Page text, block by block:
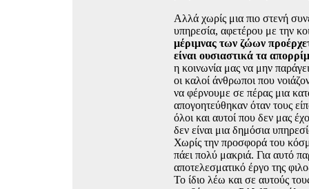
Αλλά χωρίς μια πιο στενή
υπηρεσία, αφετέρου με την
μέριμνας των ζώων
είναι ουσιαστικά τα
η κοινωνία μας να μην
οι καλοί άνθρωποι που
να φέρνουμε σε πέρας μια
απογοητεύθηκαν όταν τους
όλοι και αυτοί που δεν μας
δεν είναι μια δημόσια
Χωρίς την προσφορά του
πάει πολύ μακριά. Για αυτό
αποτελεσματικό έργο της
Το ίδιο λέω και σε αυτούς